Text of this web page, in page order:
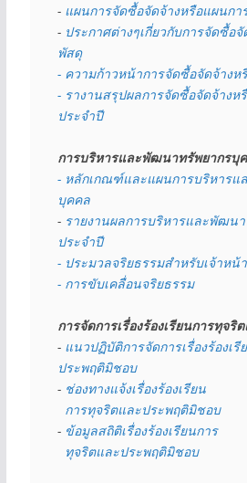
- แผนการจัดซื้อจัดจ้างหรือแผนกา
- ประกาศต่างๆเกี่ยวกับการจัดซื้อ
พัสดุ
- ความก้าวหน้าการจัดซื้อจัดจ้างห
- รางานสรุปผลการจัดซื้อจัดจ้างห
ประจำปี
การบริหารและพัฒนาทรัพยากรบุ
- หลักเกณฑ์และแผนการบริหารแ
บุคคล
- รายงานผลการบริหารและพัฒน
ประจำปี
- ประมวลจริยธรรมสำหรับเจ้าหน้
- การขับเคลื่อนจริยธรรม
การจัดการเรื่องร้องเรียนการทุจ
- แนวปฏิบัติการจัดการเรื่องร้องเ
ประพฤติมิชอบ
- ช่องทางแจ้งเรื่องร้องเรียน
  การทุจริตและประพฤติมิชอบ
- ข้อมูลสถิติเรื่องร้องเรียนการ
  ทุจริตและประพฤติมิชอบ